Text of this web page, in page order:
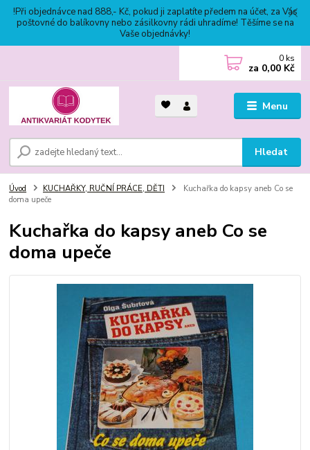
!Při objednávce nad 888,- Kč, pokud ji zaplatíte předem na účet, za Vás
poštovné do balíkovny nebo zásilkovny rádi uhradíme! Těšíme se na
Vaše objednávky!
Menu
Hledat
0 ks
za 0,00 Kč
Úvod KUCHAŘKY, RUČNÍ PRÁCE, DĚTI
Kuchařka do kapsy aneb Co se
doma upeče
Kuchařka do kapsy aneb Co se
doma upeče